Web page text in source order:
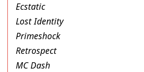
Ecstatic
Lost Identity
Primeshock
Retrospect
MC Dash